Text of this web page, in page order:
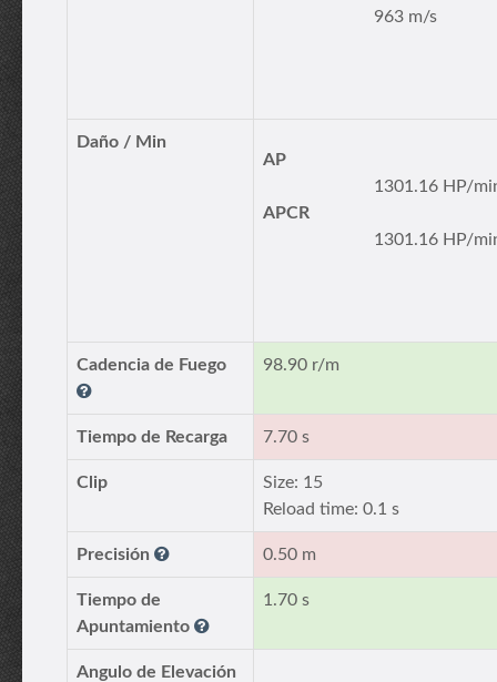
963 m/s
Daño / Min
AP
1301.16 HP/
APCR
1301.16 HP/
Cadencia de Fuego 98.90 r/m
Tiempo de Recarga 7.70 s
Clip
Size: 15
Reload time: 0.1 s
Precisión 0.50 m
Tiempo de
Apuntamiento
1.70 s
Angulo de Elevación